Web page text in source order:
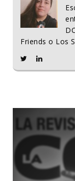
Friends o Los